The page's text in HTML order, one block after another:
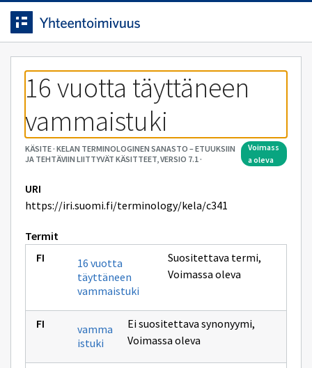
Siirrytty
sivulle
Siirry suoraan sisältöön.
16 vuotta täyttäneen
vammaistuki
KÄSITE· KELAN TERMINOLOGINEN SANASTO – ETUUKSIIN
JA TEHTÄVIIN LIITTYVÄT KÄSITTEET, VERSIO 7.1·
voimass
a oleva
URI
https://iri.suomi.fi/terminology/kela/c341
Termit
16 vuotta
täyttäneen
vammaistuki
Suositettava termi,
Voimassa oleva
vamma
istuki
Ei suositettava synonyymi,
Voimassa oleva